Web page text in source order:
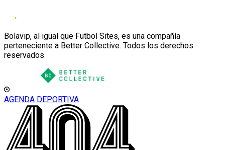
Bolavip, al igual que Futbol Sites, es una compañía
perteneciente a Better Collective. Todos los derechos
reservados
AGENDA DEPORTIVA